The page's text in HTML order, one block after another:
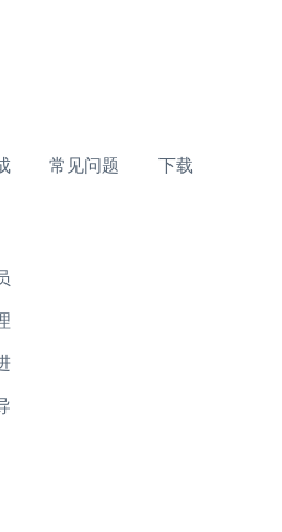
常见问题 下载